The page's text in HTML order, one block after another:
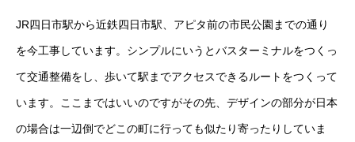
JR四日市駅から近鉄四日市駅、アピタ前の市民公園までの通り
を今工事しています。シンプルにいうとバスターミナルをつくっ
て交通整備をし、歩いて駅までアクセスできるルートをつくって
います。ここまではいいのですがその先、デザインの部分が日本
の場合は一辺倒でどこの町に行っても似たり寄ったりしていま